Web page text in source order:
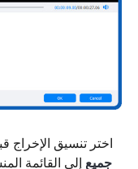
اختر تنسيق
جميع إلى القائمة